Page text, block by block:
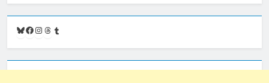
Bluesky
Facebook
Instagram
Threads